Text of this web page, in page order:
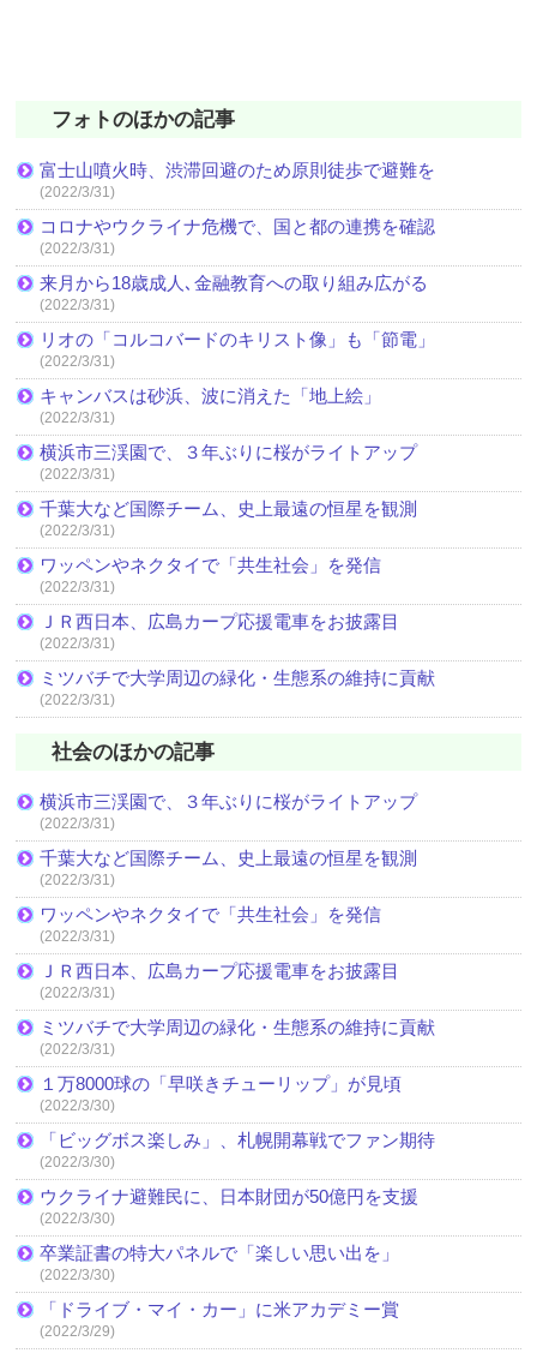
フォトのほかの記事
富士山噴火時、渋滞回避のため原則徒歩で避難を
(2022/3/31)
コロナやウクライナ危機で、国と都の連携を確認
(2022/3/31)
来月から18歳成人､金融教育への取り組み広がる
(2022/3/31)
リオの「コルコバードのキリスト像」も「節電」
(2022/3/31)
キャンバスは砂浜、波に消えた「地上絵」
(2022/3/31)
横浜市三渓園で、３年ぶりに桜がライトアップ
(2022/3/31)
千葉大など国際チーム、史上最遠の恒星を観測
(2022/3/31)
ワッペンやネクタイで「共生社会」を発信
(2022/3/31)
ＪＲ西日本、広島カープ応援電車をお披露目
(2022/3/31)
ミツバチで大学周辺の緑化・生態系の維持に貢献
(2022/3/31)
社会のほかの記事
横浜市三渓園で、３年ぶりに桜がライトアップ
(2022/3/31)
千葉大など国際チーム、史上最遠の恒星を観測
(2022/3/31)
ワッペンやネクタイで「共生社会」を発信
(2022/3/31)
ＪＲ西日本、広島カープ応援電車をお披露目
(2022/3/31)
ミツバチで大学周辺の緑化・生態系の維持に貢献
(2022/3/31)
１万8000球の「早咲きチューリップ」が見頃
(2022/3/30)
「ビッグボス楽しみ」、札幌開幕戦でファン期待
(2022/3/30)
ウクライナ避難民に、日本財団が50億円を支援
(2022/3/30)
卒業証書の特大パネルで「楽しい思い出を」
(2022/3/30)
「ドライブ・マイ・カー」に米アカデミー賞
(2022/3/29)